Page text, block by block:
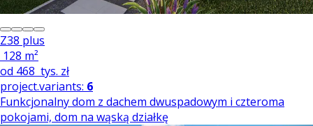
Z38 plus
128 m²
od 468 tys. zł
project.variants: 6
Funkcjonalny dom z dachem dwuspadowym i czteroma
pokojami, dom na wąską działkę